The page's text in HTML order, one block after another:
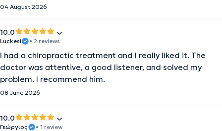
04 August 2026
10.0
Luckesi • 2 reviews
I had a chiropractic treatment and I really liked it. The
doctor was attentive, a good listener, and solved my
problem. I recommend him.
08 June 2026
10.0
Γεώργιος • 1 review